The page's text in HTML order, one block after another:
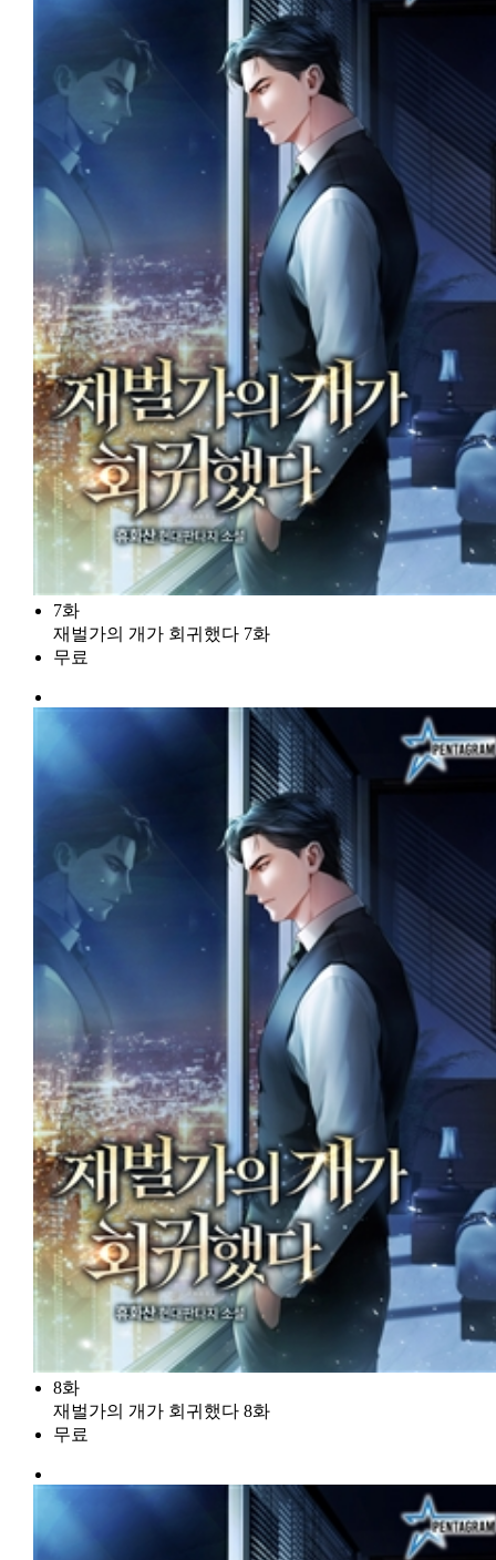
7화
재벌가의 개가 회귀했다 7화
무료
8화
재벌가의 개가 회귀했다 8화
무료